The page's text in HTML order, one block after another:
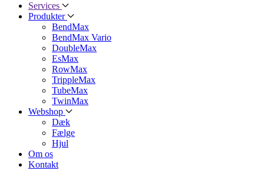
Services
Produkter
BendMax
BendMax Vario
DoubleMax
EsMax
RowMax
TrippleMax
TubeMax
TwinMax
Webshop
Dæk
Fælge
Hjul
Om os
Kontakt